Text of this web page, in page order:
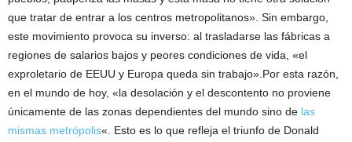
que tratar de entrar a los centros metropolitanos». Sin embargo,
este movimiento provoca su inverso: al trasladarse las fábricas a
regiones de salarios bajos y peores condiciones de vida, «el
exproletario de EEUU y Europa queda sin trabajo».Por esta razón,
en el mundo de hoy, «la desolación y el descontento no proviene
únicamente de las zonas dependientes del mundo sino de las
mismas metrópolis«. Esto es lo que refleja el triunfo de Donald